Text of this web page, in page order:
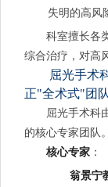
失明的高风
科室擅长各
综合治疗，对高
屈光手术
正"全术式"团队
屈光手术科
的核心专家团队。
核心专家 ：
翁景宁